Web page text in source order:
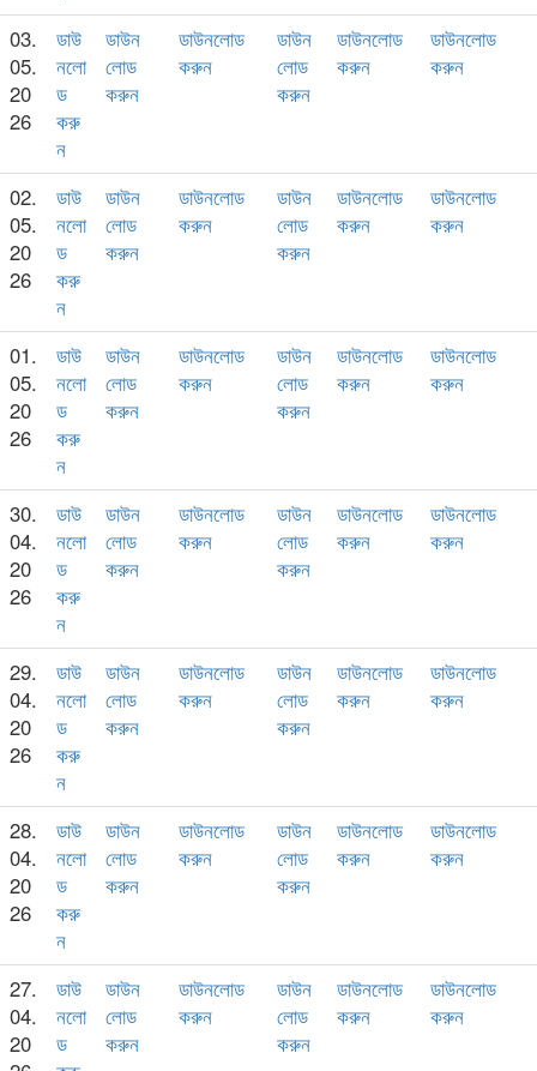
03.
05.
20
26
ডাউ
নলো
ড
করু
ন
ডাউন
লোড
করুন
ডাউনলোড
করুন
ডাউন
লোড
করুন
ডাউনলোড
করুন
ডাউনলোড
করুন
02.
05.
20
26
ডাউ
নলো
ড
করু
ন
ডাউন
লোড
করুন
ডাউনলোড
করুন
ডাউন
লোড
করুন
ডাউনলোড
করুন
ডাউনলোড
করুন
01.
05.
20
26
ডাউ
নলো
ড
করু
ন
ডাউন
লোড
করুন
ডাউনলোড
করুন
ডাউন
লোড
করুন
ডাউনলোড
করুন
ডাউনলোড
করুন
30.
04.
20
26
ডাউ
নলো
ড
করু
ন
ডাউন
লোড
করুন
ডাউনলোড
করুন
ডাউন
লোড
করুন
ডাউনলোড
করুন
ডাউনলোড
করুন
29.
04.
20
26
ডাউ
নলো
ড
করু
ন
ডাউন
লোড
করুন
ডাউনলোড
করুন
ডাউন
লোড
করুন
ডাউনলোড
করুন
ডাউনলোড
করুন
28.
04.
20
26
ডাউ
নলো
ড
করু
ন
ডাউন
লোড
করুন
ডাউনলোড
করুন
ডাউন
লোড
করুন
ডাউনলোড
করুন
ডাউনলোড
করুন
27.
04.
20
ডাউ
নলো
ড
ডাউন
লোড
করুন
ডাউনলোড
করুন
ডাউন
লোড
করুন
ডাউনলোড
করুন
ডাউনলোড
করুন